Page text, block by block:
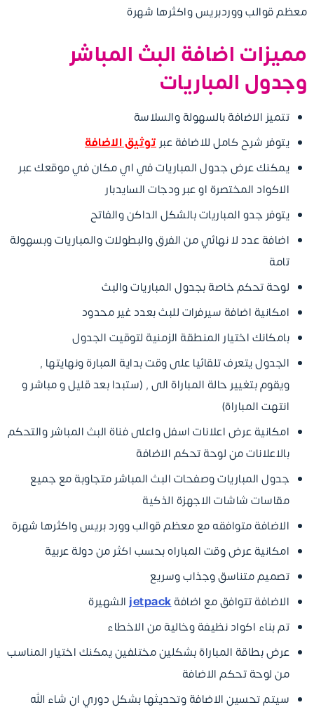
معظم قوالب ووردبريس واكثرها شهرة
مميزات اضافة البث المباشر
وجدول المباريات
تتميز الاضافة بالسهولة والسلاسة
يتوفر شرح كامل للاضافة عبرتوثيق الاضافة
يمكنك عرض جدول المباريات في اي مكان في موقعك عبر
الاكواد المختصرة او عبر ودجات السايدبار
يتوفر جدو المباريات بالشكل الداكن والفاتح
اضافة عدد لا نهائي من الفرق والبطولات والمباريات وبسهولة
تامة
لوحة تحكم خاصة بجدول المباريات والبث
امكانية اضافة سيرفرات للبث بعدد غير محدود
بامكانك اختيار المنطقة الزمنية لتوقيت الجدول
الجدول يتعرف تلقائيا على وقت بداية المبارة ونهايتها ,
ويقوم بتغيير حالة المباراة الى , (ستبدا بعد قليل و مباشر و
انتهت المباراة)
امكانية عرض اعلانات اسفل واعلى فناة البث المباشر والتحكم
بالاعلانات من لوحة تحكم الاضافة
جدول المباريات وصفحات البث المباشر متجاوبة مع جميع
مقاسات شاشات الاجهزة الذكية
الاضافة متوافقه مع معظم قوالب وورد بريس واكثرها شهرة
امكانية عرض وقت المباراه بحسب اكثر من دولة عربية
تصميم متناسق وجذاب وسريع
الاضافة تتوافق مع اضافةjetpackالشهيرة
تم بناء اكواد نظيفة وخالية من الاخطاء
عرض بطاقة المباراة بشكلين مختلفين يمكنك اختيار المناسب
من لوحة تحكم الاضافة
سيتم تحسين الاضافة وتحديثها بشكل دوري ان شاء الله